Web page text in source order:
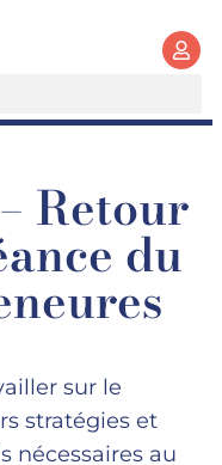
Retour
du
sur le
stratégies et
nécessaires au